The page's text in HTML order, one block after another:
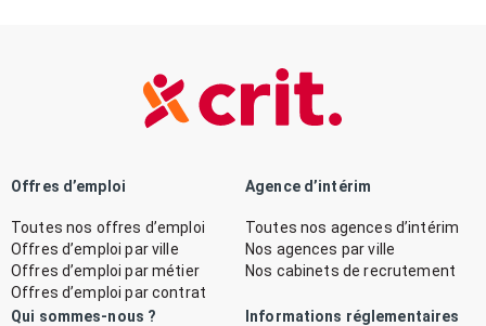
Offres d’emploi
Toutes nos offres d’emploi
Offres d’emploi par ville
Offres d’emploi par métier
Offres d’emploi par contrat
Agence d’intérim
Toutes nos agences d’intérim
Nos agences par ville
Nos cabinets de recrutement
Qui sommes-nous ? Informations réglementaires